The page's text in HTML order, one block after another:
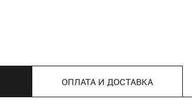
ОПЛАТА И ДОСТАВКА